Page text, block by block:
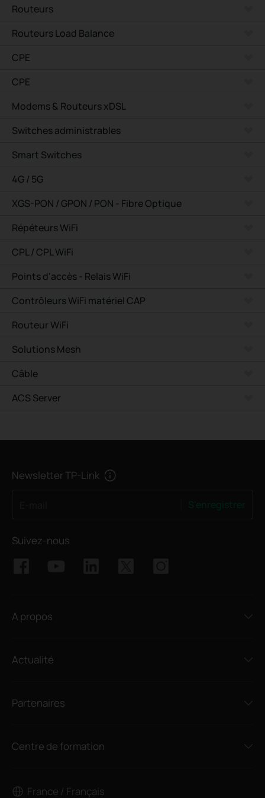
Routeurs
Routeurs Load Balance
CPE
CPE
Modems & Routeurs xDSL
Switches administrables
Smart Switches
4G / 5G
XGS-PON / GPON / PON - Fibre Optique
Répéteurs WiFi
CPL / CPL WiFi
Points d'accès - Relais WiFi
Contrôleurs WiFi matériel CAP
Routeur WiFi
Solutions Mesh
Câble
ACS Server
Newsletter TP-Link
Suivez-nous
A propos
Actualité
Partenaires
Centre de formation
France / Français